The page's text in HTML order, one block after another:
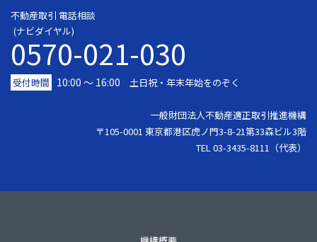
不動産取引 電話相談
(ナビダイヤル)
0570-021-030
受付時間 10:00 ～ 16:00 土日祝・年末年始をのぞく
一般財団法人不動産適正取引推進機構
〒105-0001 東京都港区虎ノ門3-8-21第33森ビル3階
TEL 03-3435-8111（代表）